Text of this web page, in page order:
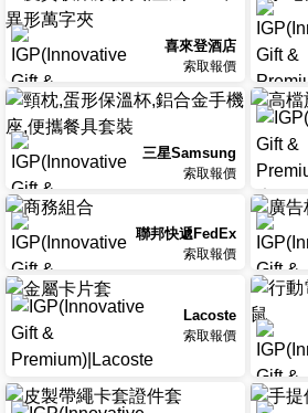
喜來登酒店
索取報價
三星Samsung
索取報價
聯邦快遞FedEx
索取報價
Lacoste
索取報價